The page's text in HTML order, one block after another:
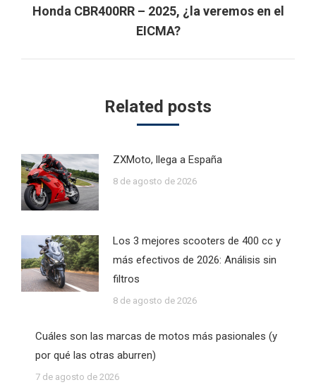
Next
post:
Honda CBR400RR – 2025, ¿la veremos en el
EICMA?
Related posts
ZXMoto, llega a España
8 de agosto de 2026
Los 3 mejores scooters de 400 cc y
más efectivos de 2026: Análisis sin
filtros
8 de agosto de 2026
Cuáles son las marcas de motos más pasionales (y
por qué las otras aburren)
7 de agosto de 2026